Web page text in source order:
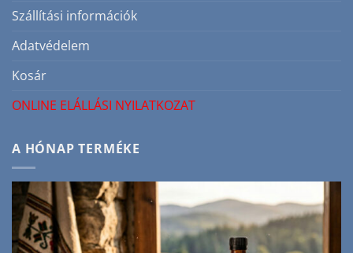
Szállítási információk
Adatvédelem
Kosár
ONLINE ELÁLLÁSI NYILATKOZAT
A HÓNAP TERMÉKE